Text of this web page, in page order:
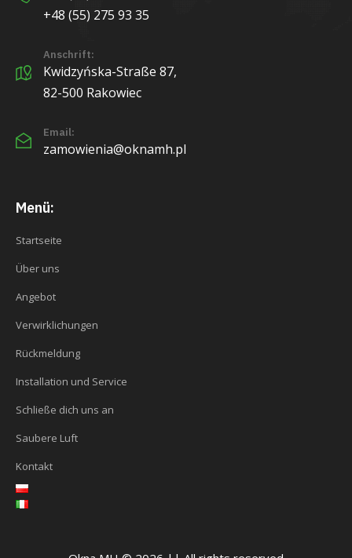
+48 (55) 275 93 35
Anschrift:
Kwidzyńska-Straße 87,
82-500 Rakowiec
Email:
zamowienia@oknamh.pl
Menü:
Startseite
Über uns
Angebot
Verwirklichungen
Rückmeldung
Installation und Service
Schließe dich uns an
Saubere Luft
Kontakt